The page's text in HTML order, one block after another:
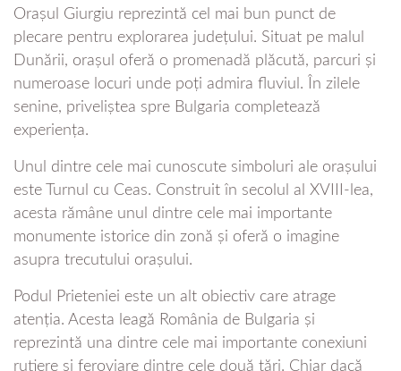
Orașul Giurgiu reprezintă cel mai bun punct de
plecare pentru explorarea județului. Situat pe malul
Dunării, orașul oferă o promenadă plăcută, parcuri și
numeroase locuri unde poți admira fluviul. În zilele
senine, priveliștea spre Bulgaria completează
experiența.
Unul dintre cele mai cunoscute simboluri ale orașului
este Turnul cu Ceas. Construit în secolul al XVIII-lea,
acesta rămâne unul dintre cele mai importante
monumente istorice din zonă și oferă o imagine
asupra trecutului orașului.
Podul Prieteniei este un alt obiectiv care atrage
atenția. Acesta leagă România de Bulgaria și
reprezintă una dintre cele mai importante conexiuni
rutiere și feroviare dintre cele două țări. Chiar dacă